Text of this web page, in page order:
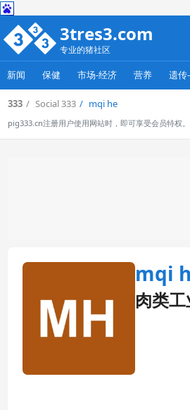
3tres3.com
专业的猪社区
新闻 保健 市场-经济 营养 遗传
333 Social 333 mqi he
pig333.cn注册用户使用网站时，即可享受会员特权
mqi
肉类